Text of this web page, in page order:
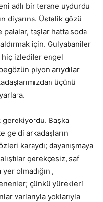
adlı bir terane uydurdu
diyarına. Üstelik gözü
palalar, taşlar hatta soda
için. Gulyabaniler
hiç izlediler engel
piyonlarıydılar
üçünü
Başka
geldi arkadaşlarını
karaydı; dayanışmaya
gerekçesiz, saf
olmadığını,
çünkü yürekleri
varlarıyla yoklarıyla